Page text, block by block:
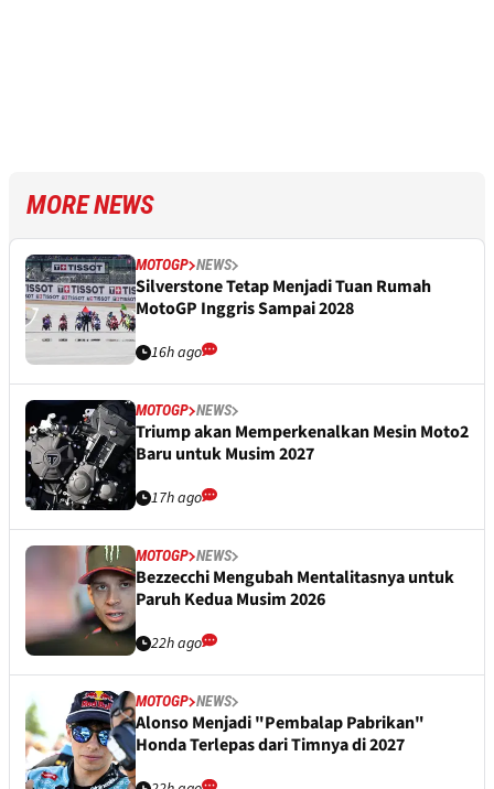
MORE NEWS
MOTOGP NEWS
Silverstone Tetap Menjadi Tuan Rumah
MotoGP Inggris Sampai 2028
16h ago
MOTOGP NEWS
Triump akan Memperkenalkan Mesin Moto2
Baru untuk Musim 2027
17h ago
MOTOGP NEWS
Bezzecchi Mengubah Mentalitasnya untuk
Paruh Kedua Musim 2026
22h ago
MOTOGP NEWS
Alonso Menjadi "Pembalap Pabrikan"
Honda Terlepas dari Timnya di 2027